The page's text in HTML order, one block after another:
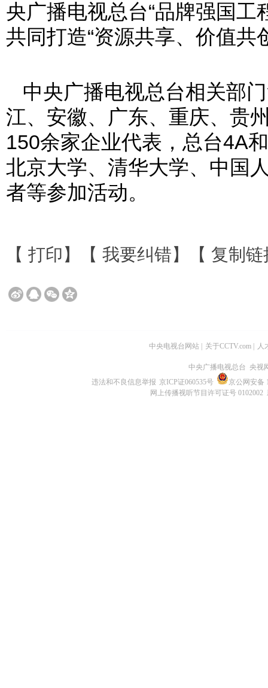
央广播电视总台“品牌强国工
共同打造“资源共享、价值共
中央广播电视总台相关部
江、安徽、广东、重庆、贵
150余家企业代表，总台4A
北京大学、清华大学、中国
者等参加活动。
【 打印 】【 我要纠错】【 复制链
中央电视台网站 关于CCTV.com 人
中央广播电视总台 央视
违法和不良信息举报 京ICP证060535号
京公网安备
网上传播视听节目许可证号 0102002